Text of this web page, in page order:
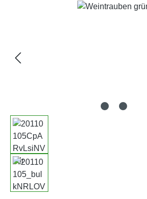
Bildergalerie überspringen